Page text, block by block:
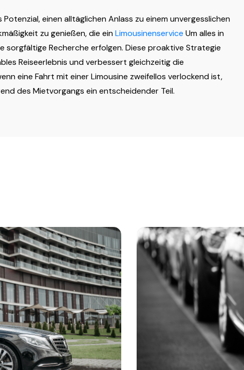
einen alltäglichen Anlass zu einem unvergesslichen
zu genießen, die einLimousinenservice Um alles in
sorgfältige Recherche erfolgen. Diese proaktive Strategie
Reiseerlebnis und verbessert gleichzeitig die
eine Fahrt mit einer Limousine zweifellos verlockend ist,
des Mietvorgangs ein entscheidender Teil.